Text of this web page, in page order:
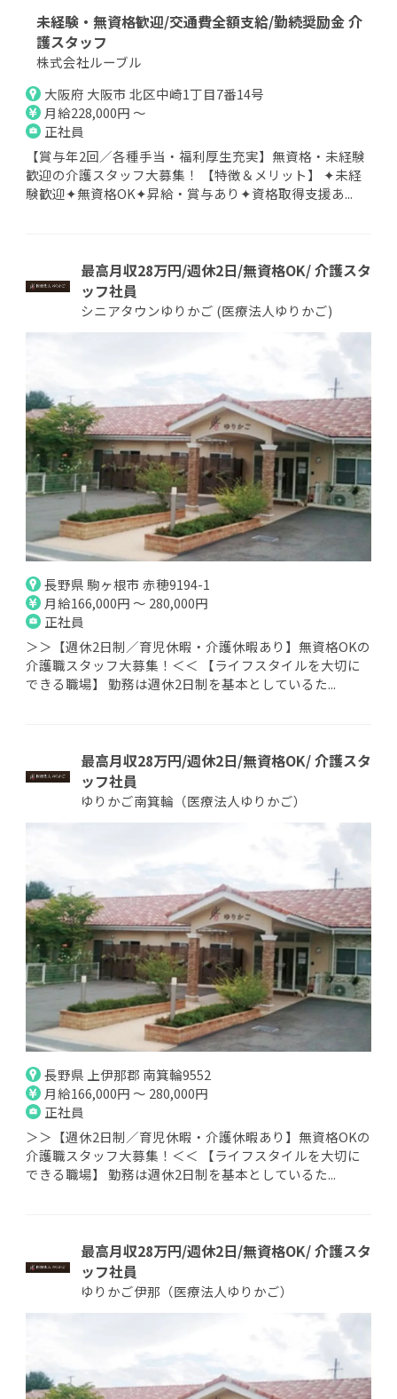
未経験・無資格歓迎/交通費全額支給/勤続奨励金 介
護スタッフ
株式会社ルーブル
大阪府 大阪市 北区中崎1丁目7番14号
月給228,000円 ～
正社員
【賞与年2回／各種手当・福利厚生充実】無資格・未経験
歓迎の介護スタッフ大募集！ 【特徴＆メリット】 ✦未経
験歓迎✦無資格OK✦昇給・賞与あり✦資格取得支援あ...
最高月収28万円/週休2日/無資格OK/ 介護スタ
ッフ社員
シニアタウンゆりかご (医療法人ゆりかご)
長野県 駒ヶ根市 赤穂9194-1
月給166,000円 ～ 280,000円
正社員
＞＞【週休2日制／育児休暇・介護休暇あり】無資格OKの
介護職スタッフ大募集！＜＜ 【ライフスタイルを大切に
できる職場】 勤務は週休2日制を基本としているた...
最高月収28万円/週休2日/無資格OK/ 介護スタ
ッフ社員
ゆりかご南箕輪（医療法人ゆりかご）
長野県 上伊那郡 南箕輪9552
月給166,000円 ～ 280,000円
正社員
＞＞【週休2日制／育児休暇・介護休暇あり】無資格OKの
介護職スタッフ大募集！＜＜ 【ライフスタイルを大切に
できる職場】 勤務は週休2日制を基本としているた...
最高月収28万円/週休2日/無資格OK/ 介護スタ
ッフ社員
ゆりかご伊那（医療法人ゆりかご）